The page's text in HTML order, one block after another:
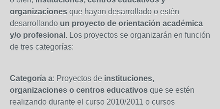
organizaciones que hayan desarrollado o estén
desarrollando un proyecto de orientación académica
y/o profesional. Los proyectos se organizarán en función
de tres categorías:
Categoría a: Proyectos de instituciones,
organizaciones o centros educativos que se estén
realizando durante el curso 2010/2011 o cursos